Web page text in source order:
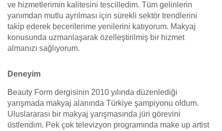
ve hizmetlerimin kalitesini tescilledim. Tüm gelinlerin
yanımdan mutlu ayrılması için sürekli sektör trendlerini
takip ederek becerilerime yenilerini katıyorum. Makyaj
konusunda uzmanlaşarak özelleştirilmiş bir hizmet
almanızı sağlıyorum.
Deneyim
Beauty Form dergisinin 2010 yılında düzenlediği
yarışmada makyaj alanında Türkiye şampiyonu oldum.
Uluslararası bir makyaj yarışmasında jüri görevini
üstlendim. Pek çok televizyon programında make up artist